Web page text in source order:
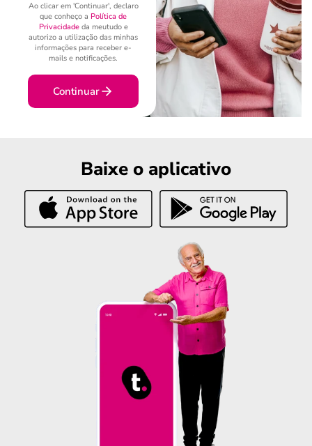
Ao clicar em 'Continuar', declaro
que conheço a Política de
Privacidadeda meutudo e
autorizo a utilização das minhas
informações para receber e-
mails e notificações.
Continuar
Baixe o aplicativo